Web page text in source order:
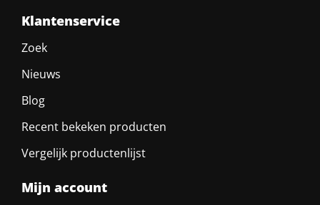
Klantenservice
Zoek
Nieuws
Blog
Recent bekeken producten
Vergelijk productenlijst
Mijn account